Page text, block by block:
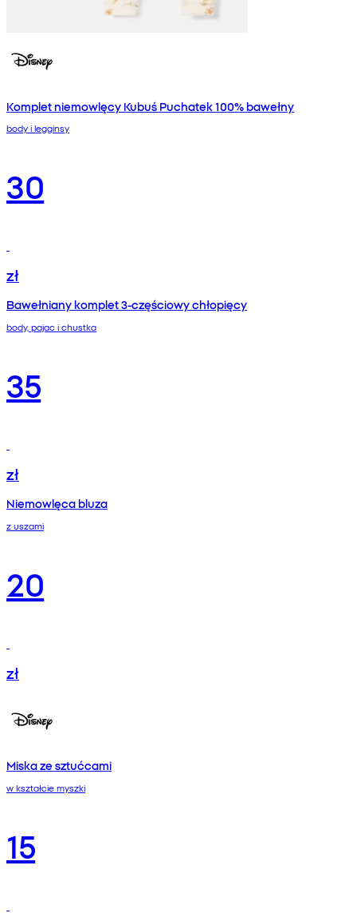
Komplet niemowlęcy Kubuś Puchatek 100% bawełny
body i legginsy
30
zł
Bawełniany komplet 3‑częściowy chłopięcy
body, pajac i chustka
35
zł
Niemowlęca bluza
z uszami
20
zł
Miska ze sztućcami
w kształcie myszki
15